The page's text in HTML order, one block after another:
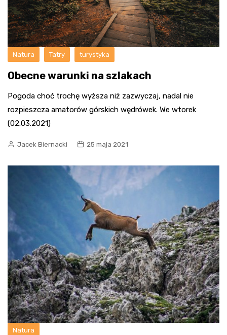
Natura Tatry turystyka
Obecne warunki na szlakach
Pogoda choć trochę wyższa niż zazwyczaj, nadal nie
rozpieszcza amatorów górskich wędrówek. We wtorek
(02.03.2021)
Jacek Biernacki 25 maja 2021
Natura